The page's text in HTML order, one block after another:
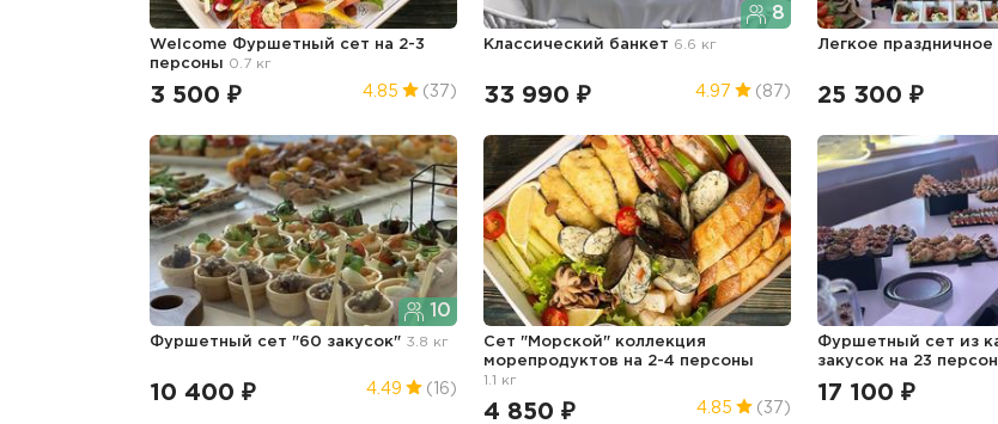
Welcome Фуршетный сет на 2-3
персоны 0.7 кг
3 500 ₽ 4.85 (37)
8
Классический банкет 6.6 кг
33 990 ₽ 4.97 (87)
Легкое
25 300 ₽
10
Фуршетный сет "60 закусок" 3.8 кг
10 400 ₽ 4.49 (16)
Сет "Морской" коллекция
морепродуктов на 2-4 персоны
1.1 кг
4 850 ₽ 4.85 (37)
Фуршетный сет из
закусок на 23
17 100 ₽